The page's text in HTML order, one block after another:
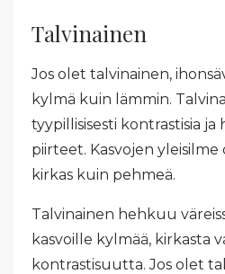
Talvinainen
Jos olet talvinainen,
kylmä kuin lämmin.
tyypillisisesti kontrastisia ja
piirteet. Kasvojen
kirkas kuin pehmeä.
Talvinainen hehkuu
kasvoille kylmää, kirkasta
kontrastisuutta. Jos olet